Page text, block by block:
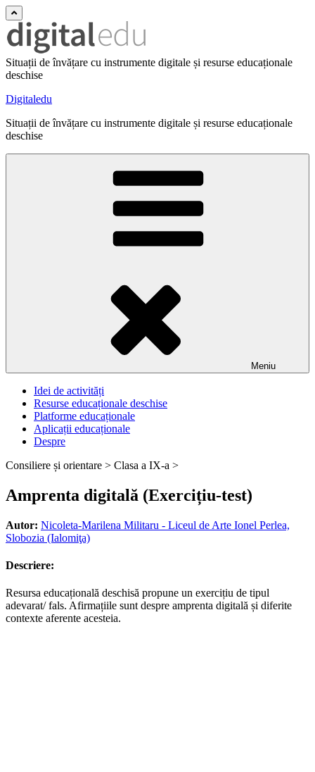
Situații de învățare cu instrumente digitale și resurse educaționale
deschise
Digitaledu
Situații de învățare cu instrumente digitale și resurse educaționale
deschise
Meniu
Idei de activități
Resurse educaționale deschise
Platforme educaționale
Aplicații educaționale
Despre
Consiliere și orientare > Clasa a IX-a >
Amprenta digitală (Exercițiu-test)
Autor: Nicoleta-Marilena Militaru - Liceul de Arte Ionel Perlea,
Slobozia (Ialomiţa)
Descriere:
Resursa educațională deschisă propune un exercițiu de tipul
adevarat/ fals. Afirmațiile sunt despre amprenta digitală și diferite
contexte aferente acesteia.